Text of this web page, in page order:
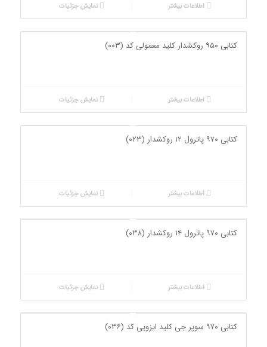
اطلاعات بیشتر نمایش جزئیات
کتابی ۹۵۰ روکشدار کلید معمولی کد (۰۰۳)
اطلاعات بیشتر نمایش جزئیات
کتابی ۹۷۰ پاترول ۱۲ روکشدار (۰۲۳)
اطلاعات بیشتر نمایش جزئیات
کتابی ۹۷۰ پاترول ۱۴ روکشدار (۰۳۸)
اطلاعات بیشتر نمایش جزئیات
کتابی ۹۷۰ سوپر جی کلید ایزویی کد (۰۳۶)